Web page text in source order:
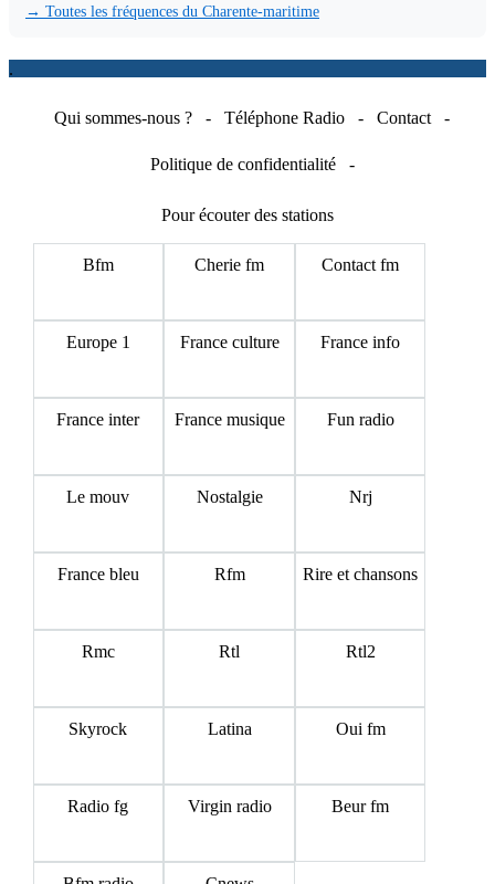
→ Toutes les fréquences du Charente-maritime
.
Qui sommes-nous ? - Téléphone Radio - Contact -
Politique de confidentialité -
Pour écouter des stations
Bfm Cherie fm Contact fm
Europe 1 France culture France info
France inter France musique Fun radio
Le mouv Nostalgie Nrj
France bleu Rfm Rire et chansons
Rmc Rtl Rtl2
Skyrock Latina Oui fm
Radio fg Virgin radio Beur fm